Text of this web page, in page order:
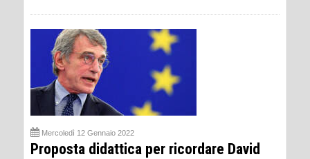
Mercoledì 12 Gennaio 2022
Proposta didattica per ricordare David